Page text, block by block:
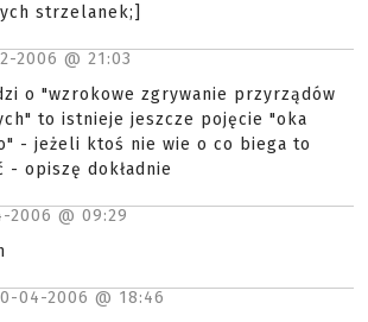
strzelanek;]
2006 @ 21:03
o "wzrokowe zgrywanie przyrządów
to istnieje jeszcze pojęcie "oka
- jeżeli ktoś nie wie o co biega to
- opiszę dokładnie
2006 @ 09:29
04-2006 @ 18:46